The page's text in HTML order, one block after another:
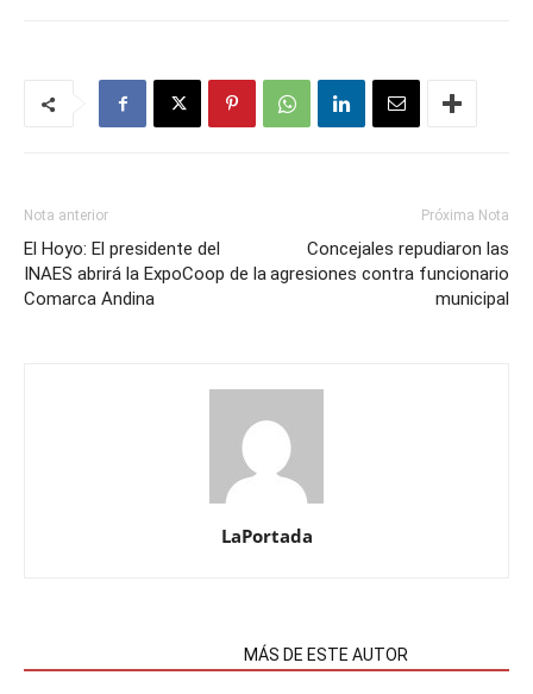
Nota anterior
El Hoyo: El presidente del
INAES abrirá la ExpoCoop de la
Comarca Andina
Próxima Nota
Concejales repudiaron las
agresiones contra funcionario
municipal
LaPortada
MÁS DE ESTE AUTOR